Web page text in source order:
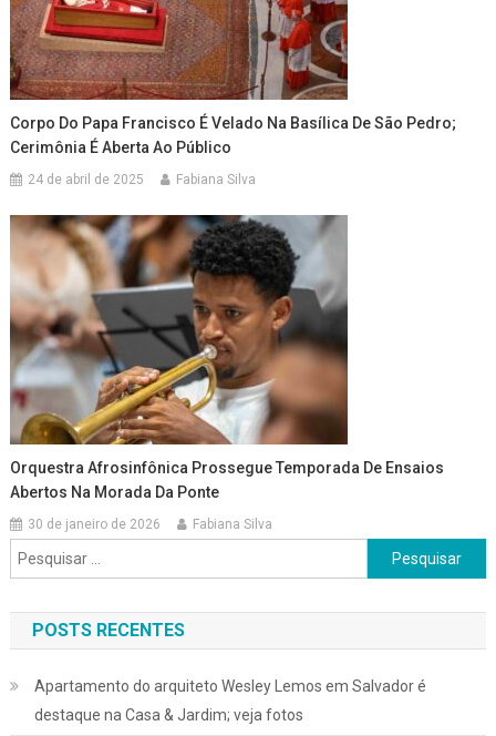
Corpo Do Papa Francisco É Velado Na Basílica De São Pedro;
Cerimônia É Aberta Ao Público
24 de abril de 2025 Fabiana Silva
Orquestra Afrosinfônica Prossegue Temporada De Ensaios
Abertos Na Morada Da Ponte
30 de janeiro de 2026 Fabiana Silva
Pesquisar
por:
POSTS RECENTES
Apartamento do arquiteto Wesley Lemos em Salvador é
destaque na Casa & Jardim; veja fotos